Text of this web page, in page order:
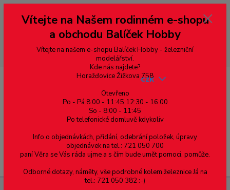
--- pro zákazníky ze Slovenska a jiných zemí, pokud chcete platit v eurech
přepněte si e-shop na euro 💶 pro přepočet měny - pravý horní roh ---
dobírky – pokud si z nějakého důvodu zásilku nevyzvednete, bude po
domluvě zaslána znovu s opětovnou platbou za poštovné, v opačném
případě bude zrušena a účet přidán na blacklist a rušeny následující
objednávky.
Menu
CZK
Vítejte na Našem rodinném e-shopu
a obchodu Balíček Hobby
Vítejte na našem e-shopu Balíček Hobby - železniční
modelářství.
Kde nás najdete?
Horažďovice Žižkova 758
Otevřeno
Po - Pá 8:00 - 11:45 12:30 - 16:00
So - 8:00 - 11:45
Po telefonické domluvě kdykoliv
Info o objednávkách, přidání, odebrání položek, úpravy
objednávek na tel.: 721 050 700
paní Věra se Vás ráda ujme a s čím bude umět pomoci, pomůže.
Odborné dotazy, náměty, vše podrobné kolem železnice Já na
tel.: 721 050 382 :-)